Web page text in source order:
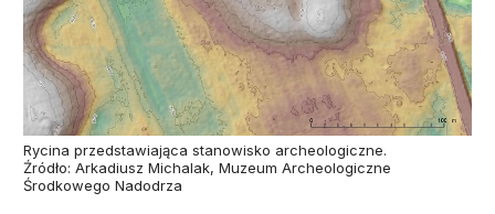
Rycina przedstawiająca stanowisko archeologiczne.
Źródło: Arkadiusz Michalak, Muzeum Archeologiczne
Środkowego Nadodrza